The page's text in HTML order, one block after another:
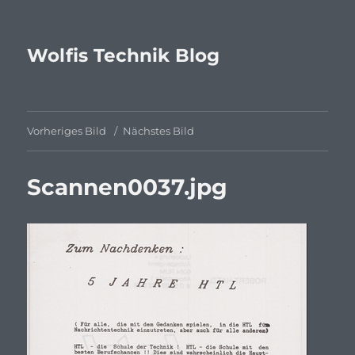
Wolfis Technik Blog
Vorheriges Bild Nächstes Bild
Scannen0037.jpg